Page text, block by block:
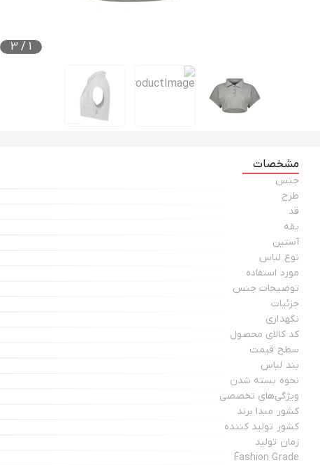
1
/
3
مشخصات
جنس
طرح
قد
یقه
آستین
نوع لباس
مورد استفاده
توضیحات جنس
جزئیات
نگهداری
کد کالای محصول
سطح قیمت
بند لباس
نحوه بسته شدن
ویژگی‌های تخصصی
کشور مبدا برند
کشور تولید کننده
زمان تولید
Fashion Grade